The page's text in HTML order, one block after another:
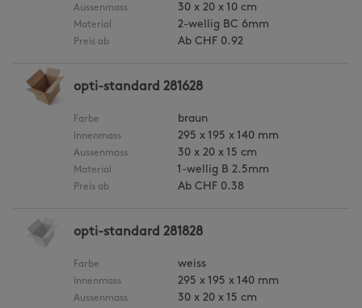
Aussenmass 30 x 20 x 10 cm
Material 2-wellig BC 6mm
Preis ab Ab CHF 0.92
opti-standard 281628
Farbe braun
Innenmass 295 x 195 x 140 mm
Aussenmass 30 x 20 x 15 cm
Material 1-wellig B 2.5mm
Preis ab Ab CHF 0.38
opti-standard 281828
Farbe weiss
Innenmass 295 x 195 x 140 mm
Aussenmass 30 x 20 x 15 cm